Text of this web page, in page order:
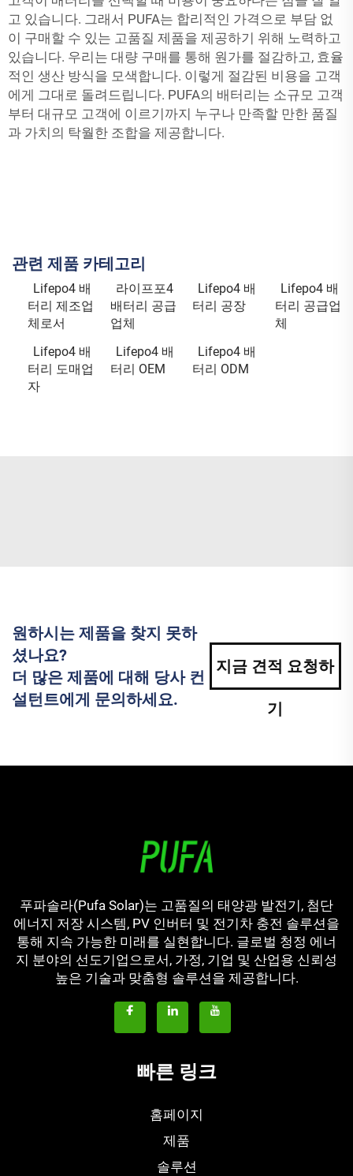
고 있습니다. 그래서 PUFA는 합리적인 가격으로 부담 없
이 구매할 수 있는 고품질 제품을 제공하기 위해 노력하고
있습니다. 우리는 대량 구매를 통해 원가를 절감하고, 효율
적인 생산 방식을 모색합니다. 이렇게 절감된 비용을 고객
에게 그대로 돌려드립니다. PUFA의 배터리는 소규모 고객
부터 대규모 고객에 이르기까지 누구나 만족할 만한 품질
과 가치의 탁월한 조합을 제공합니다.
관련 제품 카테고리
Lifepo4 배
터리 제조업
체로서
라이프포4
배터리 공급
업체
Lifepo4 배
터리 공장
Lifepo4 배
터리 공급업
체
Lifepo4 배
터리 도매업
자
Lifepo4 배
터리 OEM
Lifepo4 배
터리 ODM
원하시는 제품을 찾지 못하
셨나요?
더 많은 제품에 대해 당사 컨
설턴트에게 문의하세요.
지금 견적 요청하
기
푸파솔라(Pufa Solar)는 고품질의 태양광 발전기, 첨단
에너지 저장 시스템, PV 인버터 및 전기차 충전 솔루션을
통해 지속 가능한 미래를 실현합니다. 글로벌 청정 에너
지 분야의 선도기업으로서, 가정, 기업 및 산업용 신뢰성
높은 기술과 맞춤형 솔루션을 제공합니다.
빠른 링크
홈페이지
제품
솔루션